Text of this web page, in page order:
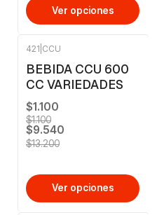
Ver opciones
421 CCU
BEBIDA CCU 600
CC VARIEDADES
$1.100
$1.100
$9.540
$13.200
Ver opciones